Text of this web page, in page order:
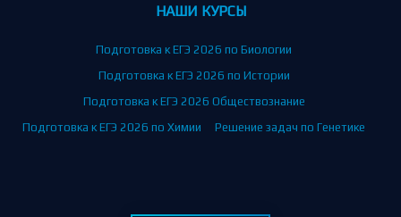
НАШИ КУРСЫ
Подготовка к ЕГЭ 2026 по Биологии
Подготовка к ЕГЭ 2026 по Истории
Подготовка к ЕГЭ 2026 Обществознание
Подготовка к ЕГЭ 2026 по Химии
Решение задач по Генетике